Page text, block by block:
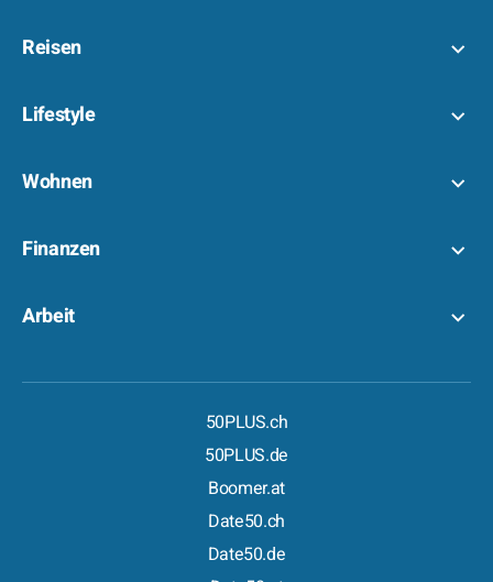
Reisen
Lifestyle
Wohnen
Finanzen
Arbeit
50PLUS.ch
50PLUS.de
Boomer.at
Date50.ch
Date50.de